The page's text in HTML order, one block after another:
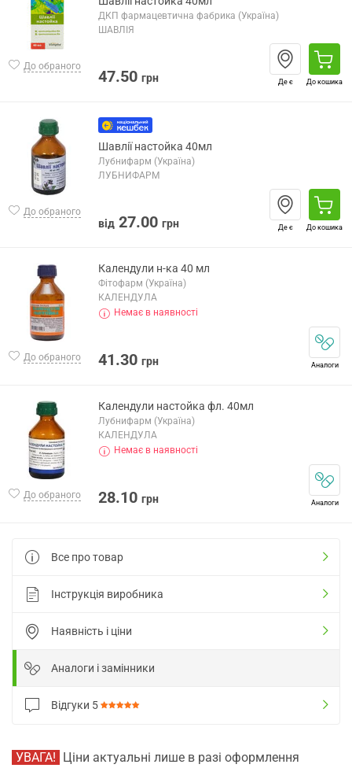
До обраного
ДКП фармацевтична фабрика (Україна)
ШАВЛІЯ
47.50 грн Де є До кошика
До обраного
Шавлії настойка 40мл
Лубнифарм (Україна)
ЛУБНИФАРМ
від 27.00 грн Де є До кошика
До обраного
Календули н-ка 40 мл
Фітофарм (Україна)
КАЛЕНДУЛА
Немає в наявності
41.30 грн Аналоги
До обраного
Календули настойка фл. 40мл
Лубнифарм (Україна)
КАЛЕНДУЛА
Немає в наявності
28.10 грн Аналоги
Все про товар
Інструкція виробника
Наявність і ціни
Аналоги і замінники
Відгуки 5
УВАГА! Ціни актуальні лише в разі оформлення